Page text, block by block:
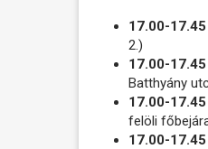
17.00-17.45
2.)
17.00-17.45
Batthyány
17.00-17.45
felöli
17.00-17.45